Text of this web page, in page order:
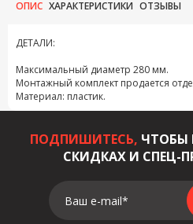
ОПИС ХАРАКТЕРИСТИКИ ОТЗЫВЫ
ДЕТАЛИ:
Максимальный диаметр 280 мм.
Монтажный комплект продается
Материал: пластик.
ПОДПИШИТЕСЬ, ЧТОБЫ
СКИДКАХ И СПЕЦ-
Ваш e-mail*